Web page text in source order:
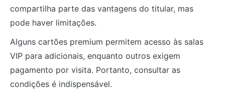
compartilha parte das vantagens do titular, mas
pode haver limitações.
Alguns cartões premium permitem acesso às salas
VIP para adicionais, enquanto outros exigem
pagamento por visita. Portanto, consultar as
condições é indispensável.